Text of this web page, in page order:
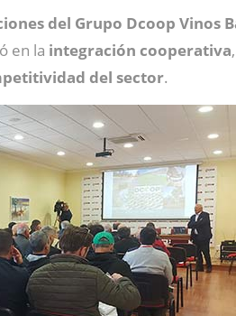
del Grupo Dcoop Vinos
en la integración cooperativa
del sector.